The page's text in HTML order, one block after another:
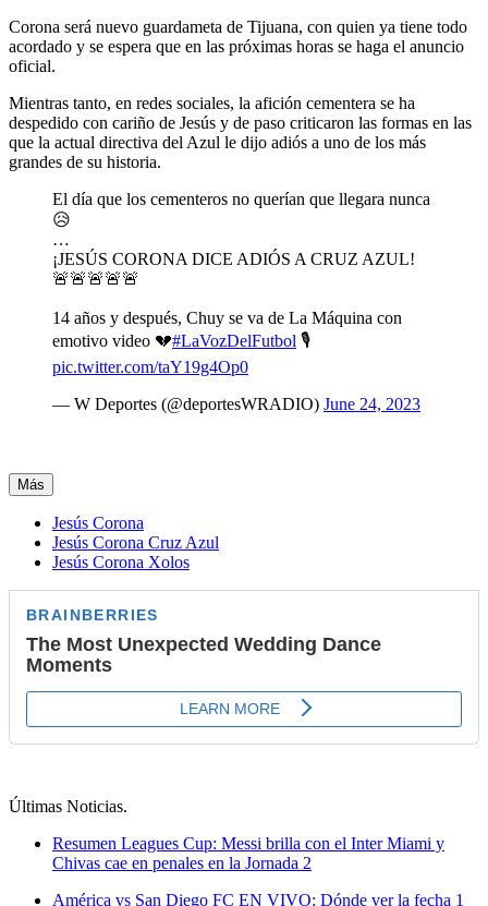
Corona será nuevo guardameta de Tijuana, con quien ya tiene todo
acordado y se espera que en las próximas horas se haga el anuncio
oficial.
Mientras tanto, en redes sociales, la afición cementera se ha
despedido con cariño de Jesús y de paso criticaron las formas en las
que la actual directiva del Azul le dijo adiós a uno de los más
grandes de su historia.
El día que los cementeros no querían que llegara nunca
😥
…
¡JESÚS CORONA DICE ADIÓS A CRUZ AZUL!
🚨🚨🚨🚨🚨
14 años y después, Chuy se va de La Máquina con
emotivo video 💔#LaVozDelFutbol 🎙️
pic.twitter.com/taY19g4Op0
— W Deportes (@deportesWRADIO) June 24, 2023
Más
Jesús Corona
Jesús Corona Cruz Azul
Jesús Corona Xolos
Últimas Noticias.
Resumen Leagues Cup: Messi brilla con el Inter Miami y
Chivas cae en penales en la Jornada 2
América vs San Diego FC EN VIVO: Dónde ver la fecha 1